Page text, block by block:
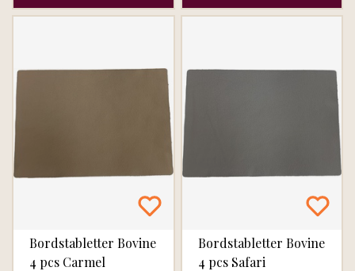
Bordstabletter Bovine
4 pcs Carmel
Bordstabletter Bovine
4 pcs Safari